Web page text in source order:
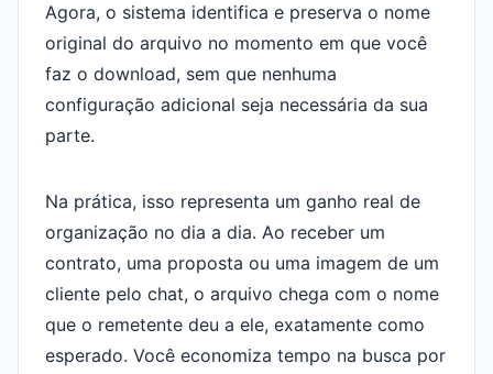
Agora, o sistema identifica e preserva o nome
original do arquivo no momento em que você
faz o download, sem que nenhuma
configuração adicional seja necessária da sua
parte.
Na prática, isso representa um ganho real de
organização no dia a dia. Ao receber um
contrato, uma proposta ou uma imagem de um
cliente pelo chat, o arquivo chega com o nome
que o remetente deu a ele, exatamente como
esperado. Você economiza tempo na busca por